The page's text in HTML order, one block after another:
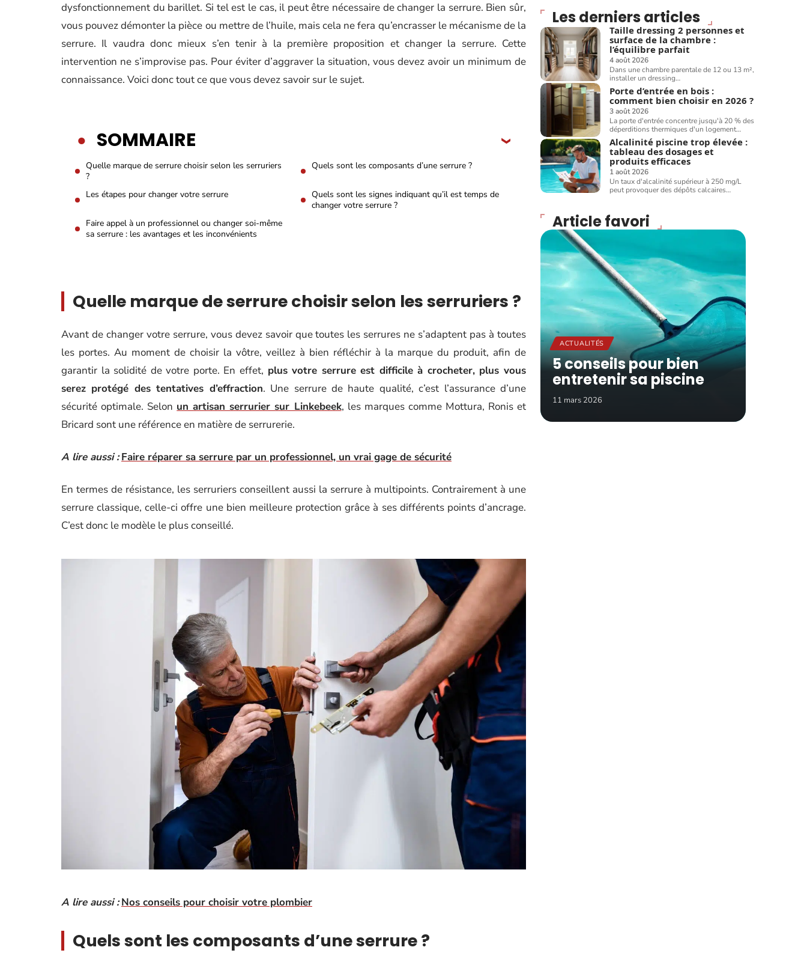
dysfonctionnement du barillet. Si tel est le cas, il peut être nécessaire de changer la serrure. Bien sûr,
vous pouvez démonter la pièce ou mettre de l’huile, mais cela ne fera qu’encrasser le mécanisme de la
serrure. Il vaudra donc mieux s’en tenir à la première proposition et changer la serrure. Cette
intervention ne s’improvise pas. Pour éviter d’aggraver la situation, vous devez avoir un minimum de
connaissance. Voici donc tout ce que vous devez savoir sur le sujet.
SOMMAIRE
Quelle marque de serrure choisir selon les serruriers
?
Quels sont les composants d’une serrure ?
Les étapes pour changer votre serrure
Quels sont les signes indiquant qu’il est temps de
changer votre serrure ?
Faire appel à un professionnel ou changer soi-même
sa serrure : les avantages et les inconvénients
Quelle marque de serrure choisir selon les serruriers ?
Avant de changer votre serrure, vous devez savoir que toutes les serrures ne s’adaptent pas à toutes
les portes. Au moment de choisir la vôtre, veillez à bien réfléchir à la marque du produit, afin de
garantir la solidité de votre porte. En effet, plus votre serrure est difficile à crocheter, plus vous
serez protégé des tentatives d’effraction. Une serrure de haute qualité, c’est l’assurance d’une
sécurité optimale. Selon un artisan serrurier sur Linkebeek, les marques comme Mottura, Ronis et
Bricard sont une référence en matière de serrurerie.
A lire aussi : Faire réparer sa serrure par un professionnel, un vrai gage de sécurité
En termes de résistance, les serruriers conseillent aussi la serrure à multipoints. Contrairement à une
serrure classique, celle-ci offre une bien meilleure protection grâce à ses différents points d’ancrage.
C’est donc le modèle le plus conseillé.
A lire aussi : Nos conseils pour choisir votre plombier
Quels sont les composants d’une serrure ?
Les derniers articles
Taille dressing 2 personnes et
surface de la chambre :
l’équilibre parfait
4 août 2026
Dans une chambre parentale de 12 ou 13 m²,
installer un dressing…
Porte d’entrée en bois :
comment bien choisir en 2026 ?
3 août 2026
La porte d'entrée concentre jusqu'à 20 % des
déperditions thermiques d'un logement…
Alcalinité piscine trop élevée :
tableau des dosages et
produits efficaces
1 août 2026
Un taux d'alcalinité supérieur à 250 mg/L
peut provoquer des dépôts calcaires…
Article favori
ACTUALITÉS
5 conseils pour bien
entretenir sa piscine
11 mars 2026